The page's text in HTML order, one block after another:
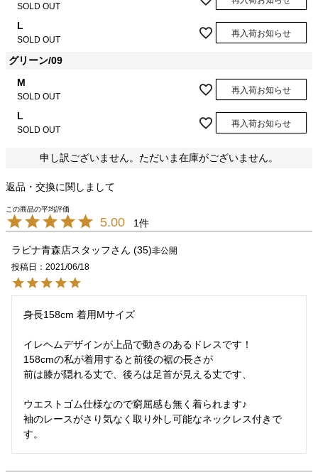
SOLD OUT
L
SOLD OUT
再入荷お知らせ
グリーン/09
M
SOLD OUT
再入荷お知らせ
L
SOLD OUT
再入荷お知らせ
申し訳ございません。ただいま在庫がございません。
返品・交換に関しまして
5.00 1
ラビナ青森店スタッフ 35 非公開
投稿日
2021/06/18
身長158cm 着用Mサイズ
イレヘムデザインが上品で動きのあるドレスです！
158cmの私が着用すると前後の裾の長さが
前は膝が隠れる丈で、後ろは足首が見える丈です、
ウエストゴム仕様なので窮屈感も無く着られます♪
袖のレースがさり気なく取り外し可能なネックレス付きで
す。